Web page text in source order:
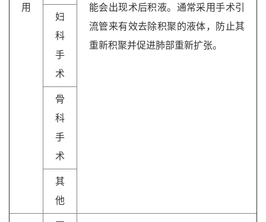
用
能会出现术后积液。通常采用手术引
流管来有效去除积聚的液体，防止其
重新积聚并促进肺部重新扩张。
妇
科
手
术
骨
科
手
术
其
他